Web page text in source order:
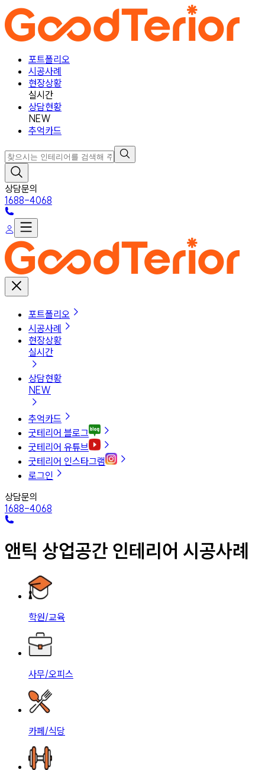
포트폴리오
시공사례
현장상황
실시간
상담현황
NEW
추억카드
상담문의
1688-4068
포트폴리오
시공사례
현장상황
실시간
상담현황
NEW
추억카드
굿테리어 블로그
굿테리어 유튜브
굿테리어 인스타그램
로그인
상담문의
1688-4068
앤틱 상업공간 인테리어 시공사례
학원/교육
사무/오피스
카페/식당